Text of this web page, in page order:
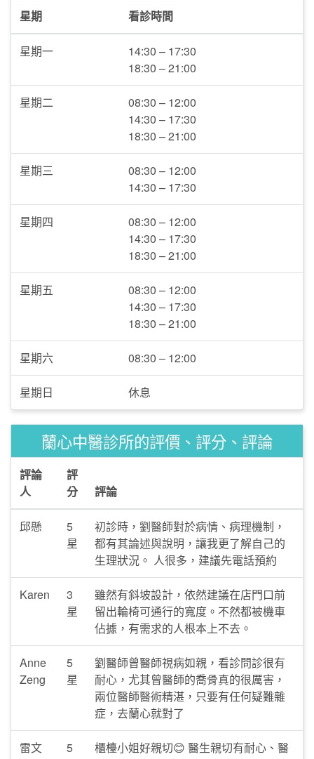
星期 看診時間
星期一
14:30 – 17:30
18:30 – 21:00
星期二
08:30 – 12:00
14:30 – 17:30
18:30 – 21:00
星期三
08:30 – 12:00
14:30 – 17:30
星期四
08:30 – 12:00
14:30 – 17:30
18:30 – 21:00
星期五
08:30 – 12:00
14:30 – 17:30
18:30 – 21:00
星期六 08:30 – 12:00
星期日 休息
蘭心中醫診所的評價、評分、評論
評論
人
評
分
評論
邱懸
5
星
初診時，劉醫師對於病情、病理機制，
都有其論述與說明，讓我更了解自己的
生理狀況。 人很多，建議先電話預約
Karen
3
星
雖然有斜坡設計，依然建議在店門口前
留出輪椅可通行的寬度。不然都被機車
佔據，有需求的人根本上不去。
Anne
Zeng
5
星
劉醫師曾醫師視病如親，看診問診很有
耐心，尤其曾醫師的喬骨真的很厲害，
兩位醫師醫術精湛，只要有任何疑難雜
症，去蘭心就對了
雷文
5
櫃檯小姐好親切😊 醫生親切有耐心、醫